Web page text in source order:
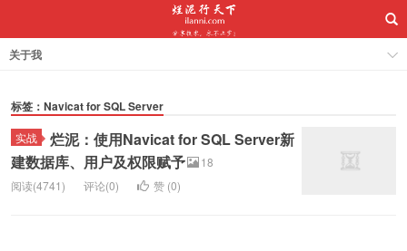
关于我
标签：Navicat for SQL Server
实战
烂泥：使用Navicat for SQL Server新
建数据库、用户及权限赋予
18
阅读(4741)
评论(0) 赞 (0)